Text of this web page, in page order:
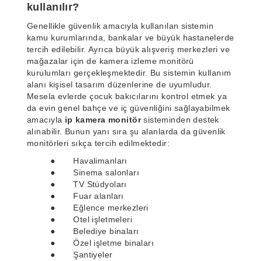
kullanılır?
Genellikle güvenlik amacıyla kullanılan sistemin
kamu kurumlarında, bankalar ve büyük hastanelerde
tercih edilebilir. Ayrıca büyük alışveriş merkezleri ve
mağazalar için de kamera izleme monitörü
kurulumları gerçekleşmektedir. Bu sistemin kullanım
alanı kişisel tasarım düzenlerine de uyumludur.
Mesela evlerde çocuk bakıcılarını kontrol etmek ya
da evin genel bahçe ve iç güvenliğini sağlayabilmek
amacıyla ip kamera monitörsisteminden destek
alınabilir. Bunun yanı sıra şu alanlarda da güvenlik
monitörleri sıkça tercih edilmektedir:
● Havalimanları
● Sinema salonları
● TV Stüdyoları
● Fuar alanları
● Eğlence merkezleri
● Otel işletmeleri
● Belediye binaları
● Özel işletme binaları
● Şantiyeler